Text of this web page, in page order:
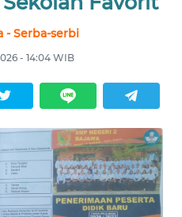
- Serba-serbi
- 14:04 WIB